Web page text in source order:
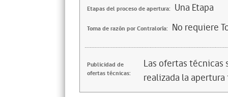
Etapas del proceso de apertura: Una Etapa
Toma de razón por Contraloría: No requiere
Publicidad de
ofertas técnicas:
Las ofertas
realizada la